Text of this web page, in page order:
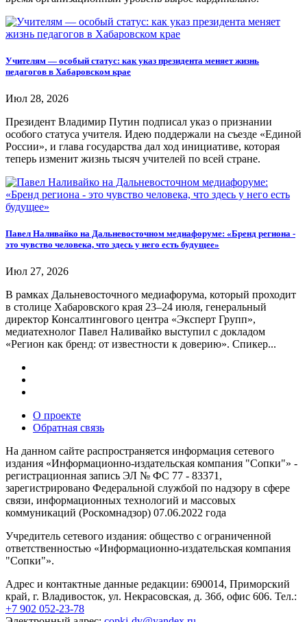
Учителям — особый статус: как указ президента меняет жизнь
педагогов в Хабаровском крае
Июл 28, 2026
Президент Владимир Путин подписал указ о признании
особого статуса учителя. Идею поддержали на съезде «Единой
России», и глава государства дал ход инициативе, которая
теперь изменит жизнь тысяч учителей по всей стране.
Павел Наливайко на Дальневосточном медиафоруме: «Бренд региона -
это чувство человека, что здесь у него есть будущее»
Июл 27, 2026
В рамках Дальневосточного медиафорума, который проходит
в столице Хабаровского края 23–24 июля, генеральный
директор Консалтингового центра «Эксперт Групп»,
медиатехнолог Павел Наливайко выступил с докладом
«Регион как бренд: от известности к доверию». Спикер...
О проекте
Обратная связь
На данном сайте распространяется информация сетевого
издания «Информационно-издательская компания "Сопки"» -
регистрационная запись ЭЛ № ФС 77 - 83371,
зарегистрировано Федеральной службой по надзору в сфере
связи, информационных технологий и массовых
коммуникаций (Роскомнадзор) 07.06.2022 года
Учредитель сетевого издания: общество с ограниченной
ответственностью «Информационно-издательская компания
"Сопки"».
Адрес и контактные данные редакции: 690014, Приморский
край, г. Владивосток, ул. Некрасовская, д. 36б, офис 606. Тел.:
+7 902 052-23-78